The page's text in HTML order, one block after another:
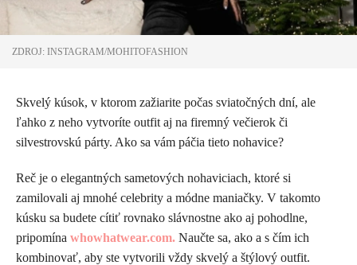
ZDROJ: INSTAGRAM/MOHITOFASHION
Skvelý kúsok, v ktorom zažiarite počas sviatočných dní, ale
ľahko z neho vytvoríte outfit aj na firemný večierok či
silvestrovskú párty. Ako sa vám páčia tieto nohavice?
Reč je o elegantných sametových nohaviciach, ktoré si
zamilovali aj mnohé celebrity a módne maniačky. V takomto
kúsku sa budete cítiť rovnako slávnostne ako aj pohodlne,
pripomína whowhatwear.com. Naučte sa, ako a s čím ich
kombinovať, aby ste vytvorili vždy skvelý a štýlový outfit.